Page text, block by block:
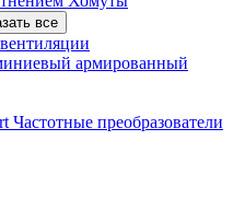
все
армированный
Частотные преобразователи